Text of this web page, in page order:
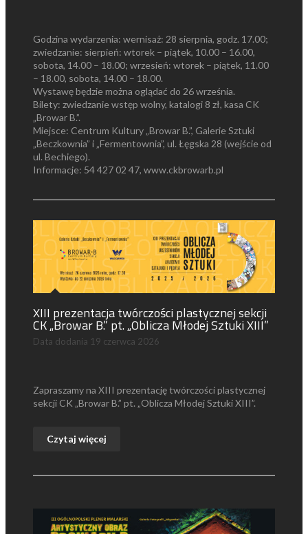
Godzina wydarzenia: wernisaż: 28 sierpnia, godz. 17.00;
zwiedzanie: sierpień: wtorek – piątek, 10.00 – 16.00,
sobota, 14.00 – 18.00; wrzesień: wtorek – piątek, 11.00
– 18.00, sobota, 14.00 – 18.00.
Wystawę będzie można oglądać do 26 września.
Bilety: zwiedzanie wstęp wolny, katalogi 8 zł, kasa CK
„Browar B.”.
Miejsce: Centrum Kultury „Browar B.”, Galerie Sztuki
„Beczkownia” i „Fermentownia”, ul. Łęgska 28 (wejście od
ul. Bechiego).
Informacje: 54 427 02 47, www.ckbrowarb.pl
XIII prezentacja twórczości plastycznej sekcji
CK „Browar B.” pt. „Oblicza Młodej Sztuki XIII”
Data dodania 19 czerwca 2026
Zapraszamy na XIII prezentację twórczości plastycznej
sekcji CK „Browar B.” pt. „Oblicza Młodej Sztuki XIII”.
Czytaj więcej